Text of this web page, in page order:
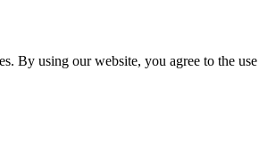
By using our website, you agree to the